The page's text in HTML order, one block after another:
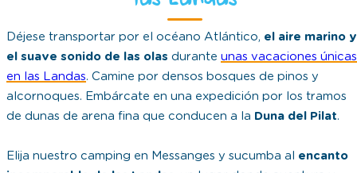
alcornoques. Embárcate en una expedición por los tramos
de dunas de arena fina que conducen a la
Duna del Pilat
Elija nuestro camping en Messanges y sucumba al
encanto
incomparable de las Landas
, un lugar donde aventura y